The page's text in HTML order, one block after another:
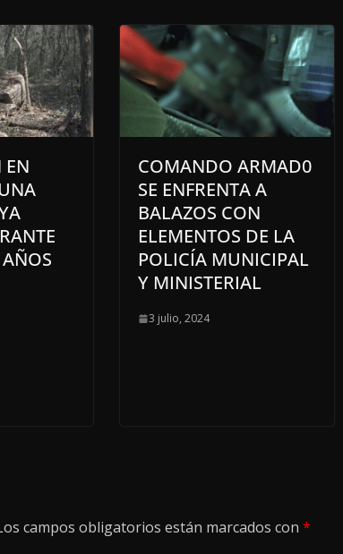
EN
COMANDO ARMAD0
SE ENFRENTA A
BALAZOS CON
ELEMENTOS DE LA
POLICÍA MUNICIPAL
Y MINISTERIAL
3 julio, 2024
campos obligatorios están marcados con *